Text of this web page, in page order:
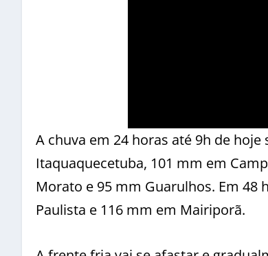
A chuva em 24 horas até 9h de
Itaquaquecetuba, 101 mm em
Morato e 95 mm Guarulhos. Em 48
Paulista e 116 mm em Mairiporã.